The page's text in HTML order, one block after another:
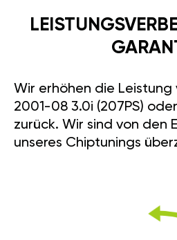
Wir erhöhen die Leistung
2001-08 3.0i (207PS)
zurück. Wir sind von den
unseres Chiptunings